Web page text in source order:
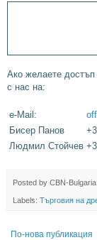
Ако желаете
с нас на:
e-Mail:
Бисер Панов
Людмил Стойчев
Posted by CBN-Bulgaria
Labels: Търговия на
По-нова публикация